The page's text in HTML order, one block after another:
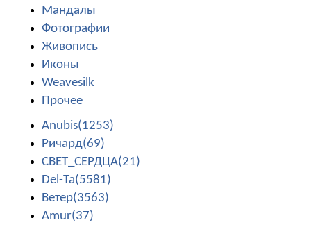
Мандалы
Фотографии
Живопись
Иконы
Weavesilk
Прочее
Anubis(1253)
Ричард(69)
СВЕТ_СЕРДЦА(21)
Del-Ta(5581)
Ветер(3563)
Amur(37)